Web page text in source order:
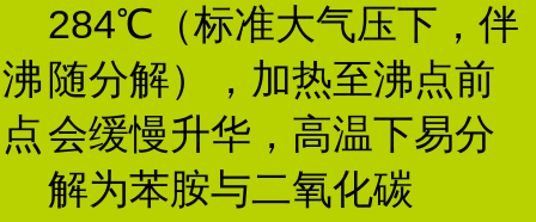
沸
点
284℃（标准大气压下，伴
随分解），加热至沸点前
会缓慢升华，高温下易分
解为苯胺与二氧化碳